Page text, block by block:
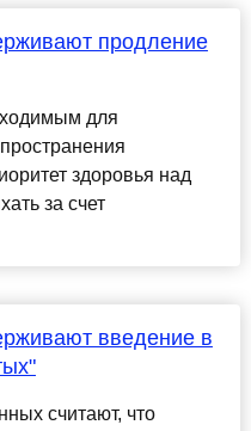
продление
для
здоровья над
за счет
введение в
считают, что